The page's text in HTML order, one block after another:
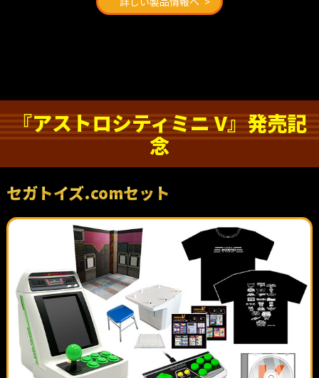
『アストロシティミニ V』発売記
念
セガトイズ.comセット